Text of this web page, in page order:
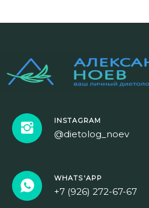
INSTAGRAM
@dietolog_noev
WHATS'APP
+7 (926) 272-67-67